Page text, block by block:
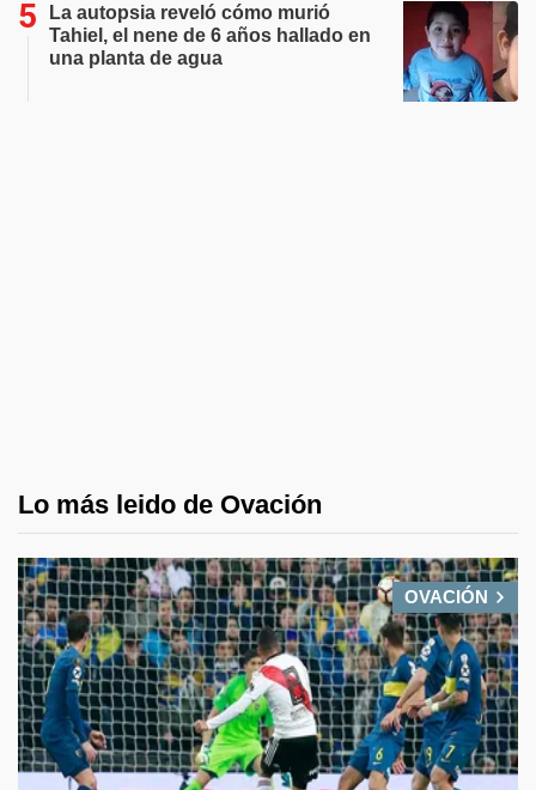
La autopsia reveló cómo murió
Tahiel, el nene de 6 años hallado en
una planta de agua
Lo más leido de Ovación
OVACIÓN